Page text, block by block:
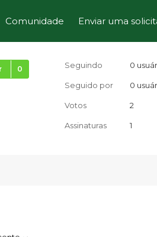
Comunidade Enviar uma
Ainda não seguido por
Seguindo 0
Seguido por 0
Votos 2
Assinaturas 1